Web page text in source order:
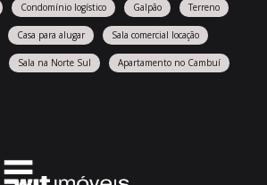
Condomínio logístico Galpão Terreno
Casa para alugar Sala comercial locação
Sala na Norte Sul Apartamento no Cambuí